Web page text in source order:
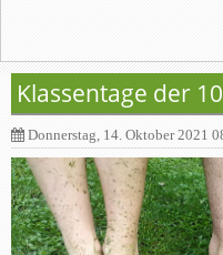
Klassentage der
Donnerstag, 14. Oktober 2021